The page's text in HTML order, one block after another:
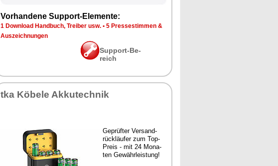
Vor­han­de­ne Sup­port-Ele­men­te:
1 Down­load Hand­buch, Trei­ber usw. • 5 Pres­se­stim­men &
Aus­zeich­nun­gen
Sup­port-Be­
reich
tka Kö­be­le Ak­ku­tech­nik
Ge­prüf­ter Ver­sand­
rück­läu­fer zum Top-
Preis - mit 24 Mo­na­
ten Ge­währ­leis­tung!